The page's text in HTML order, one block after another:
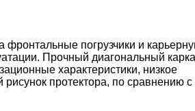
фронтальные погрузчики и
Прочный диагональный
характеристики, низкое
протектора, по сравнению с